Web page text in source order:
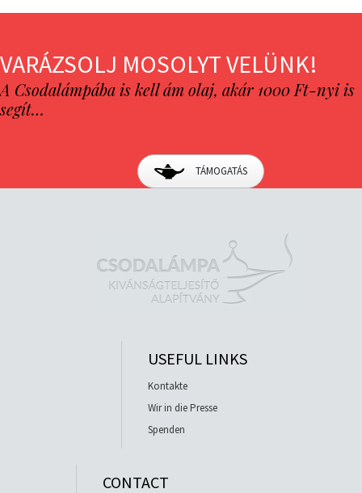
VARÁZSOLJ MOSOLYT VELÜNK!
A Csodalámpába is kell ám olaj, akár 1000 Ft-nyi is
segít…
TÁMOGATÁS
USEFUL LINKS
Kontakte
Wir in die Presse
Spenden
CONTACT